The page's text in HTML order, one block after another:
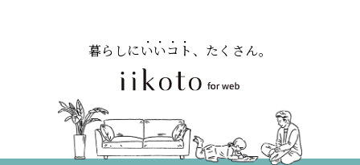
暮らしにいいコト、たくさん。